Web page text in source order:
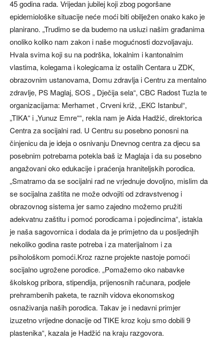
45 godina rada. Vrijedan jubilej koji zbog pogoršane
epidemiološke situacije neće moći biti obilježen onako kako je
planirano. „Trudimo se da budemo na usluzi našim građanima
onoliko koliko nam zakon i naše mogućnosti dozvoljavaju.
Hvala svima koji su na podrška, lokalnim i kantonalnim
vlastima, kolegama i kolegicama iz ostalih Centara u ZDK,
obrazovnim ustanovama, Domu zdravlja i Centru za mentalno
zdravlje, PS Maglaj, SOS „ Dječija sela“, CBC Radost Tuzla te
organizacijama: Merhamet , Crveni križ, „EKC Istanbul“,
„TIKA“ i „Yunuz Emre““, rekla nam je Aida Hadžić, direktorica
Centra za socijalni rad. U Centru su posebno ponosni na
činjenicu da je ideja o osnivanju Dnevnog centra za djecu sa
posebnim potrebama potekla baš iz Maglaja i da su posebno
angažovani oko edukacije i praćenja hraniteljskih porodica.
„Smatramo da se socijalni rad ne vrjednuje dovoljno, mislim da
se socijalna zaštita ne može odvojiti od zdravstvenog i
obrazovnog sistema jer samo zajedno možemo pružiti
adekvatnu zaštitu i pomoć porodicama i pojedincima“, istakla
je naša sagovornica i dodala da je primjetno da u posljednjih
nekoliko godina raste potreba i za materijalnom i za
psihološkom pomoći.Kroz razne projekte nastoje pomoći
socijalno ugrožene porodice. „Pomažemo oko nabavke
školskog pribora, stipendija, prijenosnih računara, podjele
prehrambenih paketa, te raznih vidova ekonomskog
osnaživanja naših porodica. Takav je i nedavni primjer
izuzetno vrijedne donacije od TIKE kroz koju smo dobili 9
plastenika“, kazala je Hadžić na kraju razgovora.